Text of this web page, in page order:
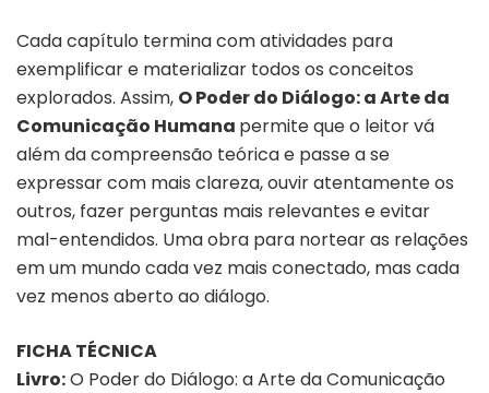
Cada capítulo termina com atividades para
exemplificar e materializar todos os conceitos
explorados. Assim, O Poder do Diálogo: a Arte da
Comunicação Humana permite que o leitor vá
além da compreensão teórica e passe a se
expressar com mais clareza, ouvir atentamente os
outros, fazer perguntas mais relevantes e evitar
mal-entendidos. Uma obra para nortear as relações
em um mundo cada vez mais conectado, mas cada
vez menos aberto ao diálogo.
FICHA TÉCNICA
Livro:O Poder do Diálogo: a Arte da Comunicação